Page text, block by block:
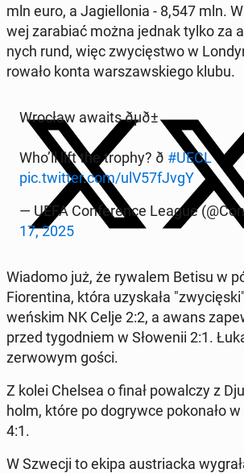
mln euro, a Ja­giel­lo­nia - 8,547 mln.
wej za­ra­biać można jednak tylko za
nych rund, więc zwy­cię­stwo w
ro­wa­ło konta war­szaw­skie­go klubu.
Wrocław awaits ðµð±
Who’ll lift the trophy? ð #UECL
pic.twitter.com/ulV57fJvgY
— UEFA Con­fe­ren­ce League
17, 2025
Wiadomo już, że rywalem Betisu w
Fio­ren­ti­na, która uzy­ska­ła
weń­skim NK Celje 2:2, a awans
przed ty­go­dniem w Sło­we­nii 2:1.
zer­wo­wym gości.
Z kolei Chelsea o finał po­wal­czy z
holm, które po do­gryw­ce po­ko­na­ło w
4:1.
W Szwecji to ekipa au­striac­ka